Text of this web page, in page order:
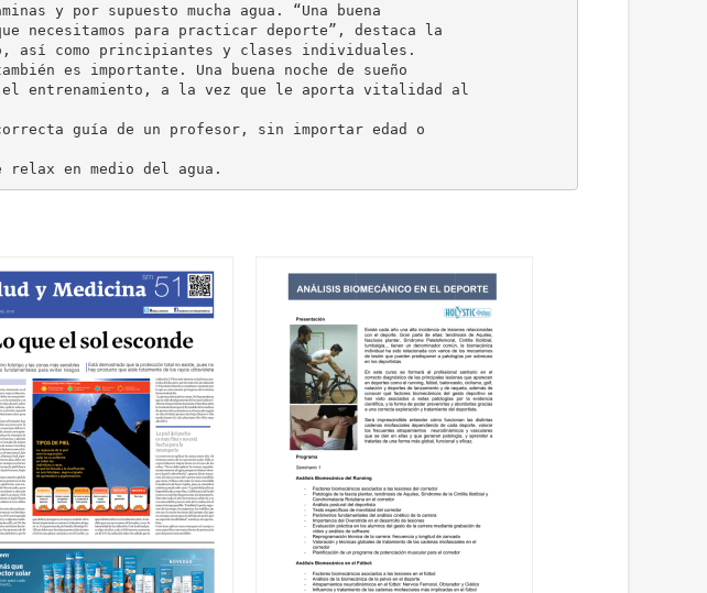
y por supuesto mucha agua. “Una buena
necesitamos para practicar deporte”, destaca la
así como principiantes y clases individuales.
es importante. Una buena noche de sueño
entrenamiento, a la vez que le aporta vitalidad al
guía de un profesor, sin importar edad o